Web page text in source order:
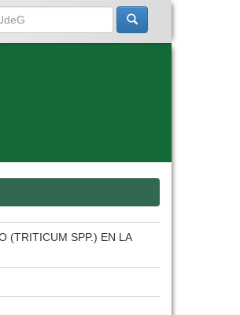
(TRITICUM SPP.) EN LA